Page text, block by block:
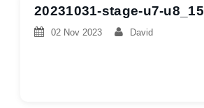
20231031-stage-u7-u8_15
02 Nov 2023 David